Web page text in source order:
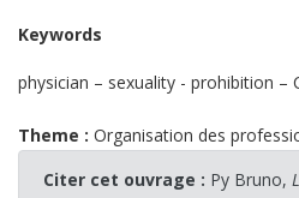
Keywords
physician – sexuality - prohibition –
Theme : Organisation des
Citer cet ouvrage : Py Bruno,